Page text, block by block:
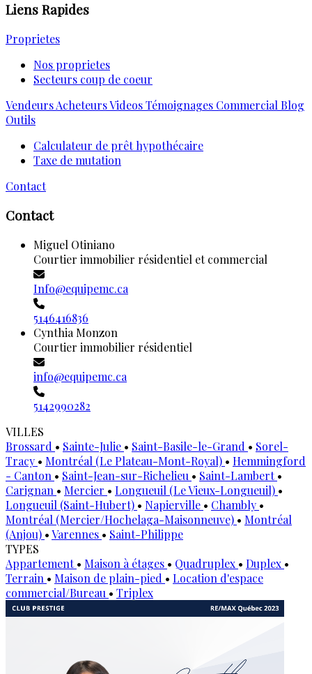
Liens Rapides
Proprietes
Nos proprietes
Secteurs coup de coeur
VendeursAcheteursVideosTémoignages Commercial Blog
Outils
Calculateur de prêt hypothécaire
Taxe de mutation
Contact
Contact
Miguel Otiniano
Courtier immobilier résidentiel et commercial
Info@equipemc.ca
5146416836
Cynthia Monzon
Courtier immobilier résidentiel
info@equipemc.ca
5142990282
VILLES
Brossard • Sainte-Julie • Saint-Basile-le-Grand • Sorel-
Tracy • Montréal (Le Plateau-Mont-Royal) • Hemmingford
- Canton • Saint-Jean-sur-Richelieu • Saint-Lambert•
Carignan • Mercier • Longueuil (Le Vieux-Longueuil) •
Longueuil (Saint-Hubert) • Napierville • Chambly •
Montréal (Mercier/Hochelaga-Maisonneuve) • Montréal
(Anjou) •Varennes • Saint-Philippe
TYPES
Appartement• Maison à étages • Quadruplex • Duplex •
Terrain • Maison de plain-pied • Location d'espace
commercial/Bureau • Triplex